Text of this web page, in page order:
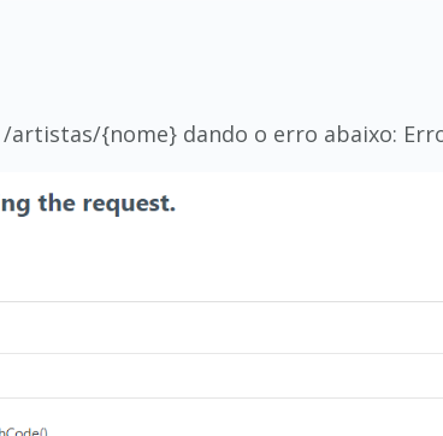
{nome} dando o erro abaixo: